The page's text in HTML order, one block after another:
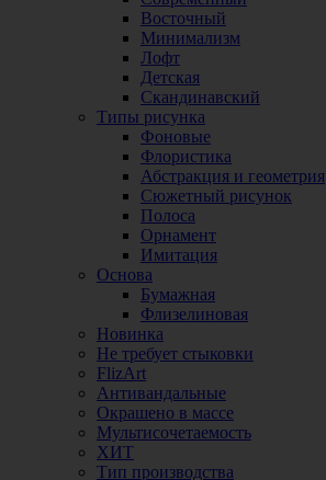
Восточный
Минимализм
Лофт
Детская
Скандинавский
Типы рисунка
Фоновые
Флористика
Абстракция и геометрия
Сюжетный рисунок
Полоса
Орнамент
Имитация
Основа
Бумажная
Флизелиновая
Новинка
Не требует стыковки
FlizArt
Антивандальные
Окрашено в массе
Мультисочетаемость
ХИТ
Тип производства